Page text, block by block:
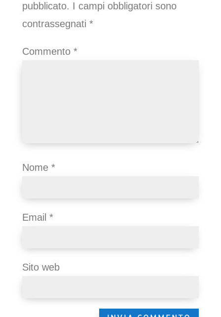
pubblicato. I campi obbligatori sono
contrassegnati *
Commento *
Nome *
Email *
Sito web